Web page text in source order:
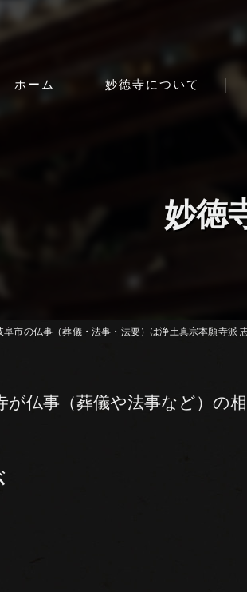
ホーム 妙徳寺について
妙徳
阜市の仏事（葬儀・法事・法要）は浄土真宗本願寺派
仏事（葬儀や法事など）の相